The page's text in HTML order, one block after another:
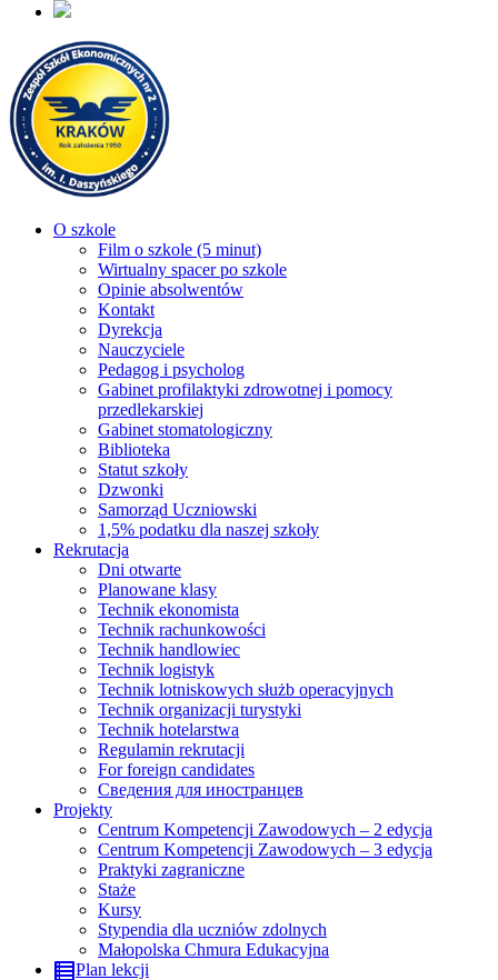
O szkole
Film o szkole (5 minut)
Wirtualny spacer po szkole
Opinie absolwentów
Kontakt
Dyrekcja
Nauczyciele
Pedagog i psycholog
Gabinet profilaktyki zdrowotnej i pomocy
przedlekarskiej
Gabinet stomatologiczny
Biblioteka
Statut szkoły
Dzwonki
Samorząd Uczniowski
1,5% podatku dla naszej szkoły
Rekrutacja
Dni otwarte
Planowane klasy
Technik ekonomista
Technik rachunkowości
Technik handlowiec
Technik logistyk
Technik lotniskowych służb operacyjnych
Technik organizacji turystyki
Technik hotelarstwa
Regulamin rekrutacji
For foreign candidates
Сведения для иностранцев
Projekty
Centrum Kompetencji Zawodowych – 2 edycja
Centrum Kompetencji Zawodowych – 3 edycja
Praktyki zagraniczne
Staże
Kursy
Stypendia dla uczniów zdolnych
Małopolska Chmura Edukacyjna
Plan lekcji